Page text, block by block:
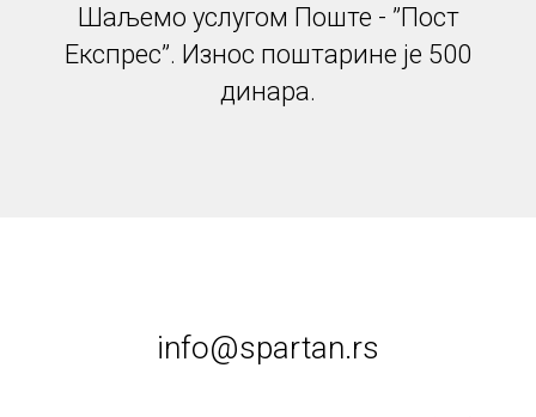
Шаљемо услугом Поште - ”Пост
Експрес”. Износ поштарине је 500
динара.
info@spartan.rs